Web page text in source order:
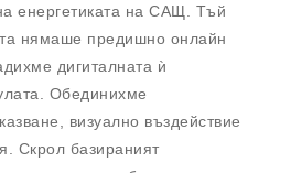
енергетиката на САЩ. Тъй
нямаше предишно онлайн
дигиталната ѝ
Обединихме
визуално въздействие
Скрол базираният